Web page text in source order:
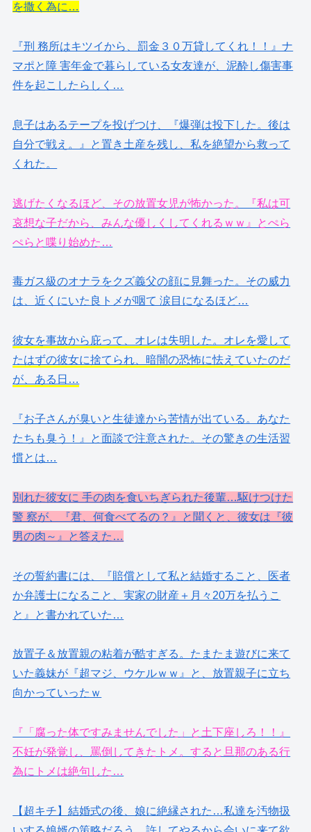
を撒く為に…
『刑 務所はキツイから、罰金３０万貸してくれ！！』ナ
マポと障 害年金で暮らしている女友達が、泥酔し傷害事
件を起こしたらしく…
息子はあるテープを投げつけ、『爆弾は投下した。後は
自分で戦え。』と置き土産を残し、私を絶望から救って
くれた。
逃げたくなるほど、その放置女児が怖かった。『私は可
哀想な子だから、みんな優しくしてくれるｗｗ』とぺら
ぺらと喋り始めた…
毒ガス級のオナラをクズ義父の顔に見舞った。その威力
は、近くにいた良トメが咽て 涙目になるほど…
彼女を事故から庇って、オレは失明した。オレを愛して
たはずの彼女に捨てられ、暗闇の恐怖に怯えていたのだ
が、ある日…
『お子さんが臭いと生徒達から苦情が出ている。あなた
たちも臭う！』と面談で注意された。その驚きの生活習
慣とは…
別れた彼女に 手の肉を食いちぎられた後輩…駆けつけた
警 察が、『君、何食べてるの？』と聞くと、彼女は『彼
男の肉～』と答えた…
その誓約書には、『賠償として私と結婚すること、医者
か弁護士になること、実家の財産＋月々20万を払うこ
と』と書かれていた…
放置子＆放置親の粘着が酷すぎる。たまたま遊びに来て
いた義妹が『超マジ、ウケルｗｗ』と、放置親子に立ち
向かっていったｗ
『「腐った体ですみませんでした」と土下座しろ！！』
不妊が発覚し、罵倒してきたトメ。すると旦那のある行
為にトメは絶句した…
【超キチ】結婚式の後、娘に絶縁された…私達を汚物扱